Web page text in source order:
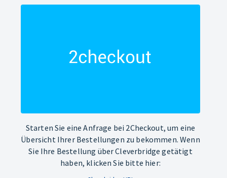
Starten Sie eine Anfrage bei 2Checkout, um eine
Übersicht Ihrer Bestellungen zu bekommen. Wenn
Sie Ihre Bestellung über Cleverbridge getätigt
haben, klicken Sie bitte hier: